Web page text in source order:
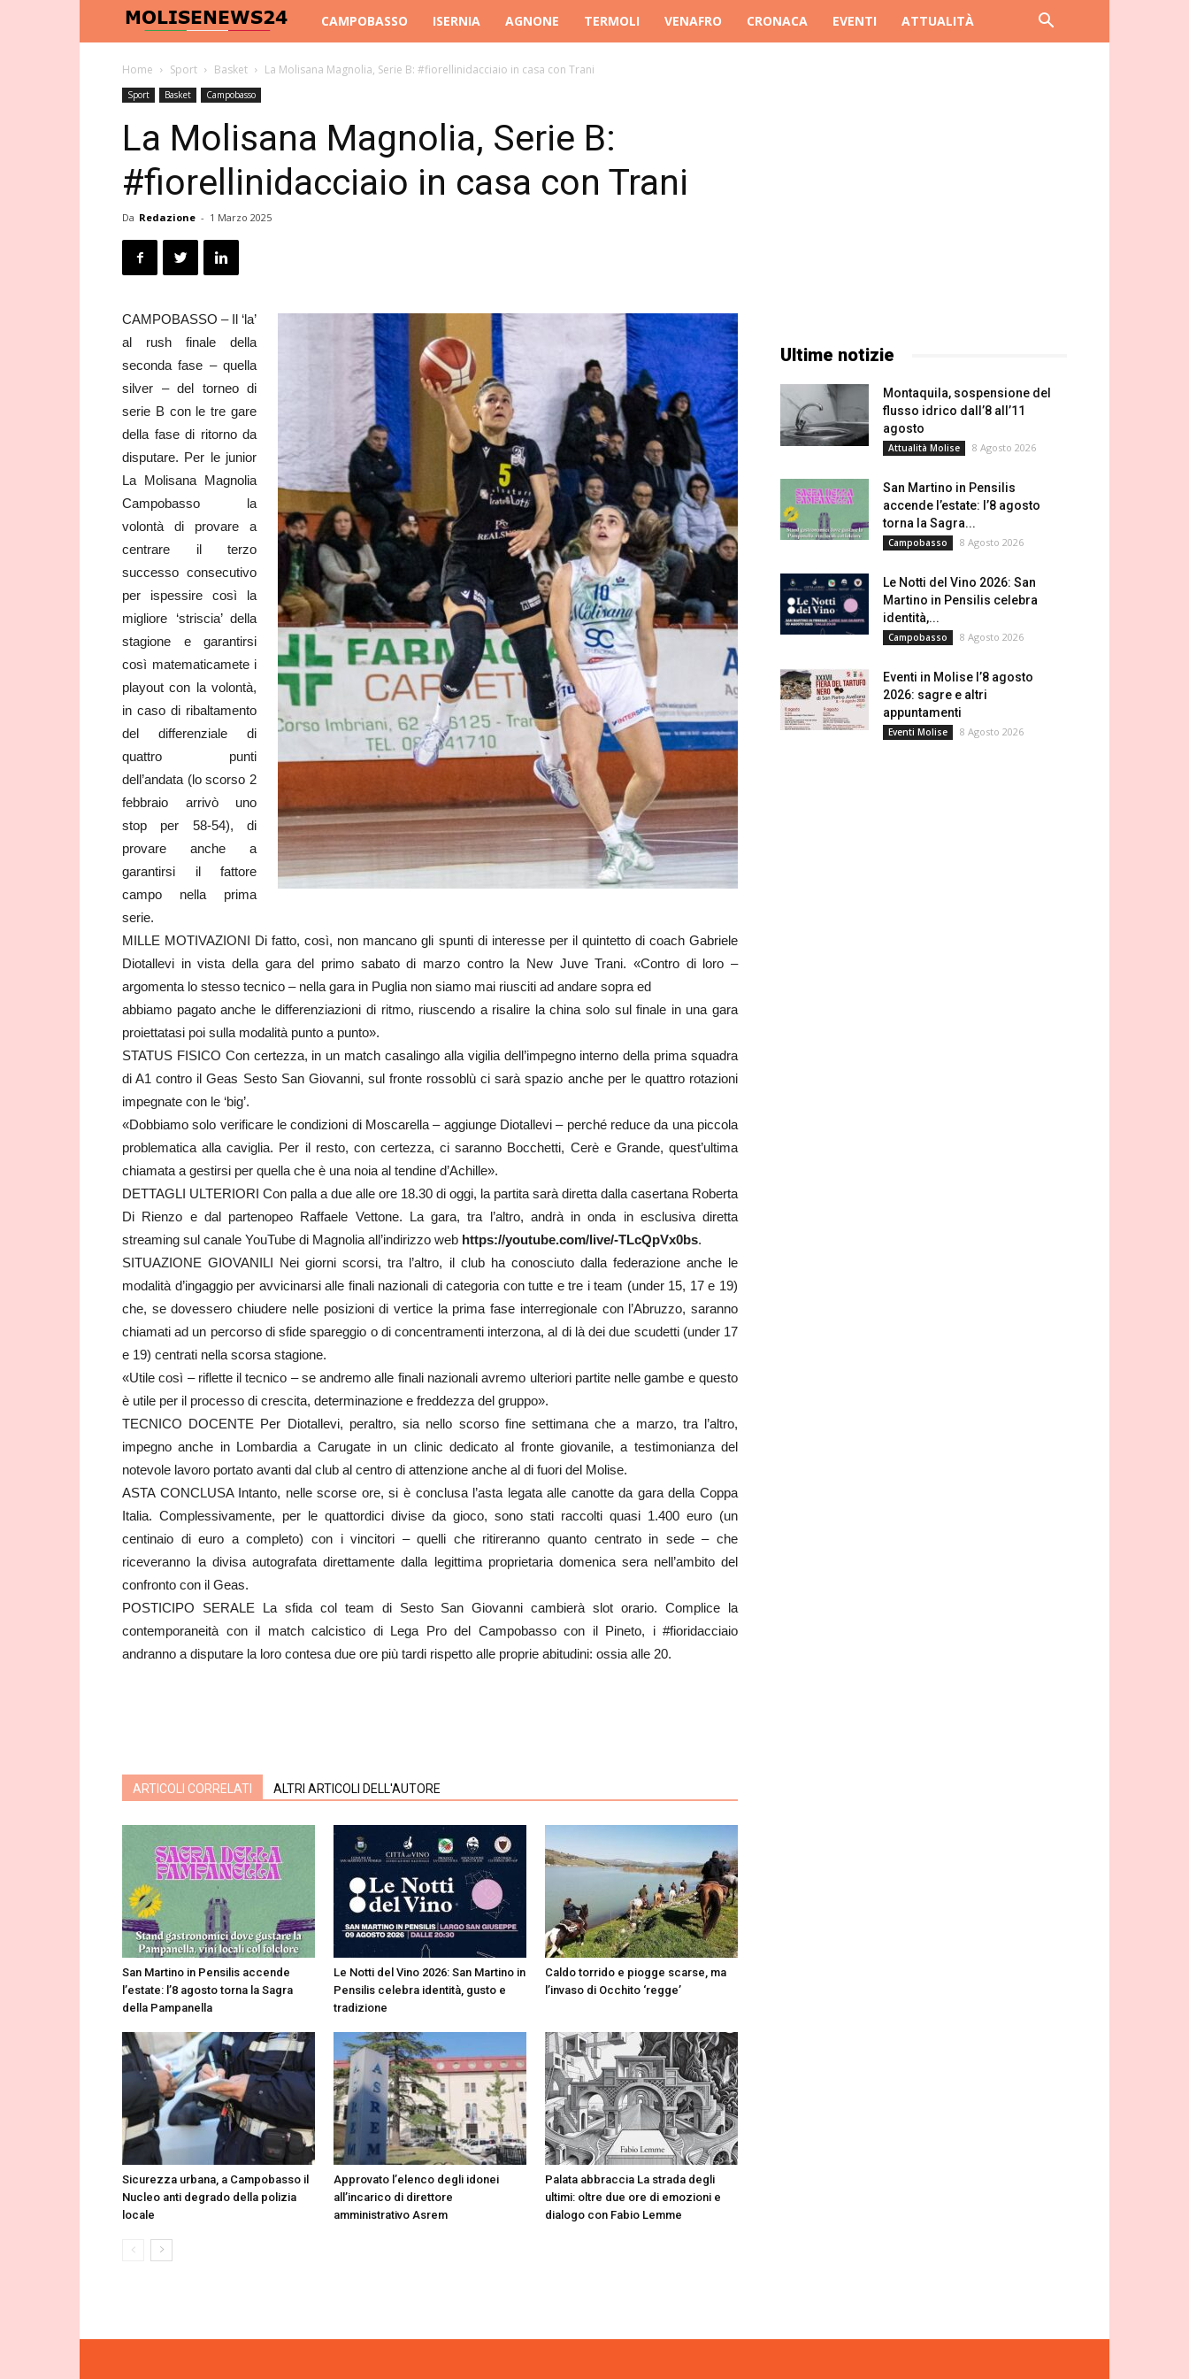
Molise
News
CAMPOBASSO ISERNIA AGNONE TERMOLI VENAFRO CRONACA EVENTI ATTUALITÀ
Home Sport Basket La Molisana Magnolia, Serie B: #fiorellinidacciaio in casa con Trani
Sport Basket Campobasso
La Molisana Magnolia, Serie B:
#fiorellinidacciaio in casa con Trani
Da Redazione - 1 Marzo 2025
CAMPOBASSO – Il ‘la’
al rush finale della
seconda fase – quella
silver – del torneo di
serie B con le tre gare
della fase di ritorno da
disputare. Per le junior
La Molisana Magnolia
Campobasso la
volontà di provare a
centrare il terzo
successo consecutivo
per ispessire così la
migliore ‘striscia’ della
stagione e garantirsi
così matematicamete i
playout con la volontà,
in caso di ribaltamento
del differenziale di
quattro punti
dell’andata (lo scorso 2
febbraio arrivò uno
stop per 58-54), di
provare anche a
garantirsi il fattore
campo nella prima
serie.
MILLE MOTIVAZIONI Di fatto, così, non mancano gli spunti di interesse per il quintetto di coach Gabriele
Diotallevi in vista della gara del primo sabato di marzo contro la New Juve Trani. «Contro di loro –
argomenta lo stesso tecnico – nella gara in Puglia non siamo mai riusciti ad andare sopra ed
abbiamo pagato anche le differenziazioni di ritmo, riuscendo a risalire la china solo sul finale in una gara
proiettatasi poi sulla modalità punto a punto».
STATUS FISICO Con certezza, in un match casalingo alla vigilia dell’impegno interno della prima squadra
di A1 contro il Geas Sesto San Giovanni, sul fronte rossoblù ci sarà spazio anche per le quattro rotazioni
impegnate con le ‘big’.
«Dobbiamo solo verificare le condizioni di Moscarella – aggiunge Diotallevi – perché reduce da una piccola
problematica alla caviglia. Per il resto, con certezza, ci saranno Bocchetti, Cerè e Grande, quest’ultima
chiamata a gestirsi per quella che è una noia al tendine d’Achille».
DETTAGLI ULTERIORI Con palla a due alle ore 18.30 di oggi, la partita sarà diretta dalla casertana Roberta
Di Rienzo e dal partenopeo Raffaele Vettone. La gara, tra l’altro, andrà in onda in esclusiva diretta
streaming sul canale YouTube di Magnolia all’indirizzo web https://youtube.com/live/-TLcQpVx0bs.
SITUAZIONE GIOVANILI Nei giorni scorsi, tra l’altro, il club ha conosciuto dalla federazione anche le
modalità d’ingaggio per avvicinarsi alle finali nazionali di categoria con tutte e tre i team (under 15, 17 e 19)
che, se dovessero chiudere nelle posizioni di vertice la prima fase interregionale con l’Abruzzo, saranno
chiamati ad un percorso di sfide spareggio o di concentramenti interzona, al di là dei due scudetti (under 17
e 19) centrati nella scorsa stagione.
«Utile così – riflette il tecnico – se andremo alle finali nazionali avremo ulteriori partite nelle gambe e questo
è utile per il processo di crescita, determinazione e freddezza del gruppo».
TECNICO DOCENTE Per Diotallevi, peraltro, sia nello scorso fine settimana che a marzo, tra l’altro,
impegno anche in Lombardia a Carugate in un clinic dedicato al fronte giovanile, a testimonianza del
notevole lavoro portato avanti dal club al centro di attenzione anche al di fuori del Molise.
ASTA CONCLUSA Intanto, nelle scorse ore, si è conclusa l’asta legata alle canotte da gara della Coppa
Italia. Complessivamente, per le quattordici divise da gioco, sono stati raccolti quasi 1.400 euro (un
centinaio di euro a completo) con i vincitori – quelli che ritireranno quanto centrato in sede – che
riceveranno la divisa autografata direttamente dalla legittima proprietaria domenica sera nell’ambito del
confronto con il Geas.
POSTICIPO SERALE La sfida col team di Sesto San Giovanni cambierà slot orario. Complice la
contemporaneità con il match calcistico di Lega Pro del Campobasso con il Pineto, i #fioridacciaio
andranno a disputare la loro contesa due ore più tardi rispetto alle proprie abitudini: ossia alle 20.
ARTICOLI CORRELATI ALTRI ARTICOLI DELL'AUTORE
San Martino in Pensilis accende
l’estate: l’8 agosto torna la Sagra
della Pampanella
Le Notti del Vino 2026: San Martino in
Pensilis celebra identità, gusto e
tradizione
Caldo torrido e piogge scarse, ma
l’invaso di Occhito ‘regge’
Sicurezza urbana, a Campobasso il
Nucleo anti degrado della polizia
locale
Approvato l’elenco degli idonei
all’incarico di direttore
amministrativo Asrem
Palata abbraccia La strada degli
ultimi: oltre due ore di emozioni e
dialogo con Fabio Lemme
Ultime notizie
Montaquila, sospensione del
flusso idrico dall’8 all’11
agosto
Attualità Molise 8 Agosto 2026
San Martino in Pensilis
accende l’estate: l’8 agosto
torna la Sagra...
Campobasso 8 Agosto 2026
Le Notti del Vino 2026: San
Martino in Pensilis celebra
identità,...
Campobasso 8 Agosto 2026
Eventi in Molise l’8 agosto
2026: sagre e altri
appuntamenti
Eventi Molise 8 Agosto 2026